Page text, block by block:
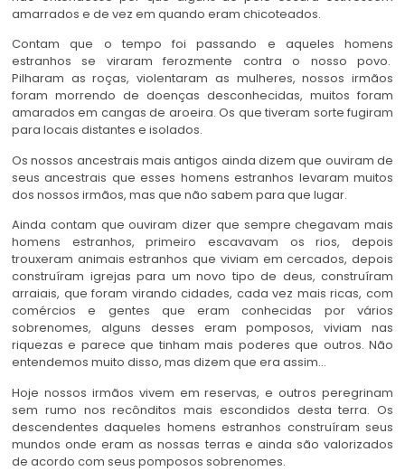
amarrados e de vez em quando eram chicoteados.
Contam que o tempo foi passando e aqueles homens
estranhos se viraram ferozmente contra o nosso povo.
Pilharam as roças, violentaram as mulheres, nossos irmãos
foram morrendo de doenças desconhecidas, muitos foram
amarados em cangas de aroeira. Os que tiveram sorte fugiram
para locais distantes e isolados.
Os nossos ancestrais mais antigos ainda dizem que ouviram de
seus ancestrais que esses homens estranhos levaram muitos
dos nossos irmãos, mas que não sabem para que lugar.
Ainda contam que ouviram dizer que sempre chegavam mais
homens estranhos, primeiro escavavam os rios, depois
trouxeram animais estranhos que viviam em cercados, depois
construíram igrejas para um novo tipo de deus, construíram
arraiais, que foram virando cidades, cada vez mais ricas, com
comércios e gentes que eram conhecidas por vários
sobrenomes, alguns desses eram pomposos, viviam nas
riquezas e parece que tinham mais poderes que outros. Não
entendemos muito disso, mas dizem que era assim…
Hoje nossos irmãos vivem em reservas, e outros peregrinam
sem rumo nos recônditos mais escondidos desta terra. Os
descendentes daqueles homens estranhos construíram seus
mundos onde eram as nossas terras e ainda são valorizados
de acordo com seus pomposos sobrenomes.